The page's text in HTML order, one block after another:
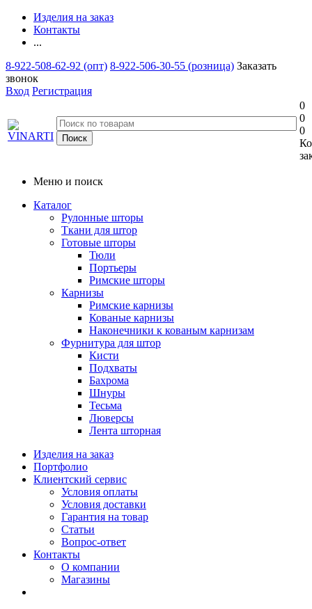
Изделия на заказ
Контакты
...
8-922-508-62-92 (опт) 8-922-506-30-55 (розница) Заказать
звонок
Вход Регистрация
0
0
0
Меню и поиск
Каталог
Рулонные шторы
Ткани для штор
Готовые шторы
Тюли
Портьеры
Римские шторы
Карнизы
Римские карнизы
Кованые карнизы
Наконечники к кованым карнизам
Фурнитура для штор
Кисти
Подхваты
Бахрома
Шнуры
Тесьма
Люверсы
Лента шторная
Изделия на заказ
Портфолио
Клиентский сервис
Условия оплаты
Условия доставки
Гарантия на товар
Статьи
Вопрос-ответ
Контакты
О компании
Магазины